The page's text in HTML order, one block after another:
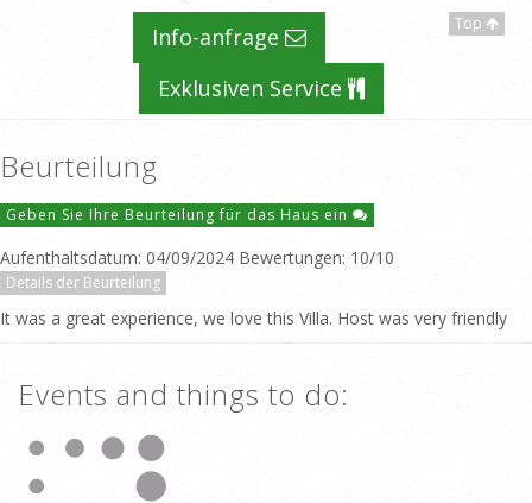
Top
Info-anfrage
Exklusiven Service
Beurteilung
Geben Sie Ihre Beurteilung für das Haus ein
Aufenthaltsdatum: 04/09/2024 Bewertungen: 10/10
Details der Beurteilung
It was a great experience, we love this Villa. Host was very friendly
Events and things to do: